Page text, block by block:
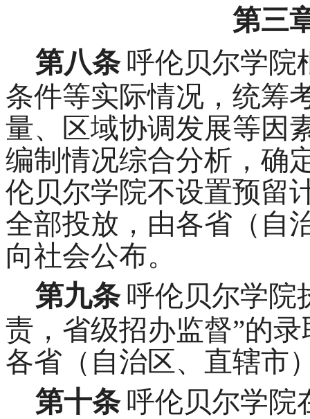
第三
第八条 呼伦贝尔学院
条件等实际情况，统筹
量、区域协调发展等因
编制情况综合分析，确
伦贝尔学院不设置预留
全部投放，由各省（自
向社会公布。
第九条 呼伦贝尔学院
责，省级招办监督”的
各省（自治区、直辖市
第十条 呼伦贝尔学院